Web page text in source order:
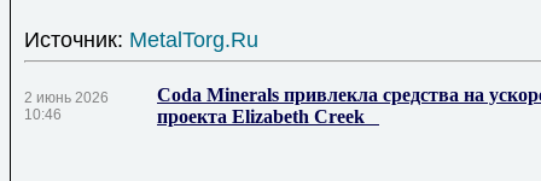
Источник: MetalTorg.Ru
2 июнь 2026
10:46
Coda Minerals привлекла средства на
проекта Elizabeth Creek